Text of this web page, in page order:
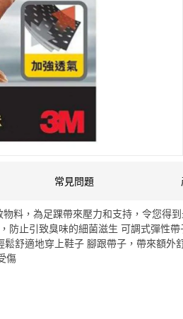
常見問題
料，為足踝帶來壓力和支持，令您得
防止引致臭味的細菌滋生 可調式彈性
舒適地穿上鞋子 腳跟帶子，帶來額外
傷